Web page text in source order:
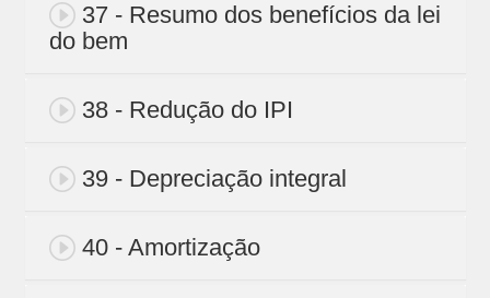
37 - Resumo dos benefícios da lei
do bem
38 - Redução do IPI
39 - Depreciação integral
40 - Amortização